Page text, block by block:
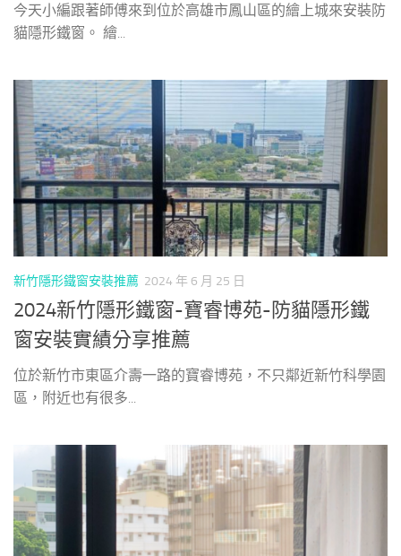
今天小編跟著師傅來到位於高雄市鳳山區的繪上城來安裝防
貓隱形鐵窗。 繪...
新竹隱形鐵窗安裝推薦 2024 年 6 月 25 日
2024新竹隱形鐵窗-寶睿博苑-防貓隱形鐵
窗安裝實績分享推薦
位於新竹市東區介壽一路的寶睿博苑，不只鄰近新竹科學園
區，附近也有很多...